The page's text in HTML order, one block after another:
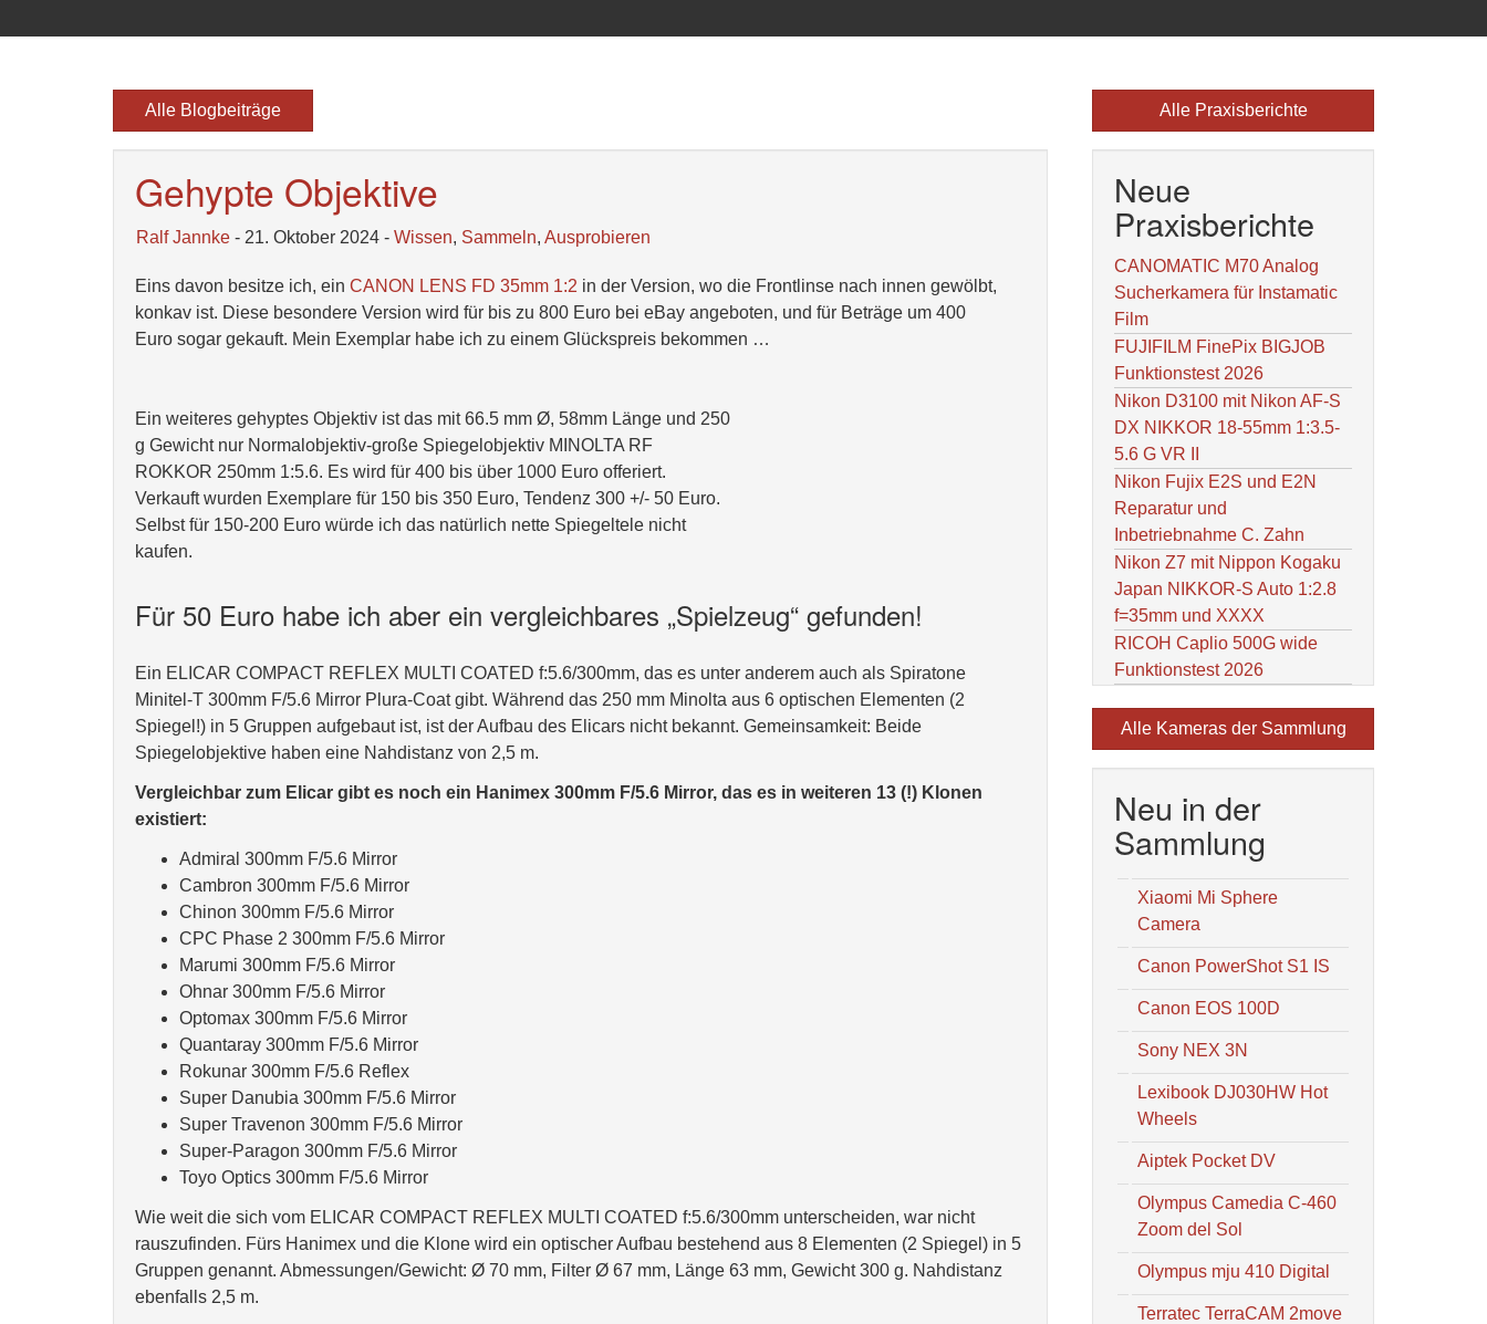
Alle Blogbeiträge
Gehypte Objektive
Ralf Jannke - 21. Oktober 2024 - Wissen, Sammeln, Ausprobieren
Eins davon besitze ich, ein CANON LENS FD 35mm 1:2 in der Version, wo die Frontlinse nach innen gewölbt,
konkav ist. Diese besondere Version wird für bis zu 800 Euro bei eBay angeboten, und für Beträge um 400
Euro sogar gekauft. Mein Exemplar habe ich zu einem Glückspreis bekommen …
Ein weiteres gehyptes Objektiv ist das mit 66.5 mm Ø, 58mm Länge und 250
g Gewicht nur Normalobjektiv-große Spiegelobjektiv MINOLTA RF
ROKKOR 250mm 1:5.6. Es wird für 400 bis über 1000 Euro offeriert.
Verkauft wurden Exemplare für 150 bis 350 Euro, Tendenz 300 +/- 50 Euro.
Selbst für 150-200 Euro würde ich das natürlich nette Spiegeltele nicht
kaufen.
Für 50 Euro habe ich aber ein vergleichbares „Spielzeug“ gefunden!
Ein ELICAR COMPACT REFLEX MULTI COATED f:5.6/300mm, das es unter anderem auch als Spiratone
Minitel-T 300mm F/5.6 Mirror Plura-Coat gibt. Während das 250 mm Minolta aus 6 optischen Elementen (2
Spiegel!) in 5 Gruppen aufgebaut ist, ist der Aufbau des Elicars nicht bekannt. Gemeinsamkeit: Beide
Spiegelobjektive haben eine Nahdistanz von 2,5 m.
Vergleichbar zum Elicar gibt es noch ein Hanimex 300mm F/5.6 Mirror, das es in weiteren 13 (!) Klonen
existiert:
Admiral 300mm F/5.6 Mirror
Cambron 300mm F/5.6 Mirror
Chinon 300mm F/5.6 Mirror
CPC Phase 2 300mm F/5.6 Mirror
Marumi 300mm F/5.6 Mirror
Ohnar 300mm F/5.6 Mirror
Optomax 300mm F/5.6 Mirror
Quantaray 300mm F/5.6 Mirror
Rokunar 300mm F/5.6 Reflex
Super Danubia 300mm F/5.6 Mirror
Super Travenon 300mm F/5.6 Mirror
Super-Paragon 300mm F/5.6 Mirror
Toyo Optics 300mm F/5.6 Mirror
Wie weit die sich vom ELICAR COMPACT REFLEX MULTI COATED f:5.6/300mm unterscheiden, war nicht
rauszufinden. Fürs Hanimex und die Klone wird ein optischer Aufbau bestehend aus 8 Elementen (2 Spiegel) in 5
Gruppen genannt. Abmessungen/Gewicht: Ø 70 mm, Filter Ø 67 mm, Länge 63 mm, Gewicht 300 g. Nahdistanz
ebenfalls 2,5 m.
Alle Praxisberichte
Neue
Praxisberichte
CANOMATIC M70 Analog
Sucherkamera für Instamatic
Film
FUJIFILM FinePix BIGJOB
Funktionstest 2026
Nikon D3100 mit Nikon AF-S
DX NIKKOR 18-55mm 1:3.5-
5.6 G VR II
Nikon Fujix E2S und E2N
Reparatur und
Inbetriebnahme C. Zahn
Nikon Z7 mit Nippon Kogaku
Japan NIKKOR-S Auto 1:2.8
f=35mm und XXXX
RICOH Caplio 500G wide
Funktionstest 2026
Alle Kameras der Sammlung
Neu in der
Sammlung
Xiaomi Mi Sphere
Camera
Canon PowerShot S1 IS
Canon EOS 100D
Sony NEX 3N
Lexibook DJ030HW Hot
Wheels
Aiptek Pocket DV
Olympus Camedia C-460
Zoom del Sol
Olympus mju 410 Digital
Terratec TerraCAM 2move